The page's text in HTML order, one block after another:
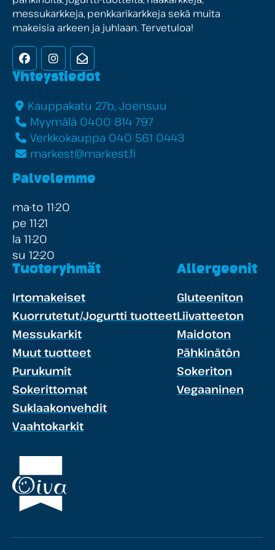
messukarkkeja, penkkarikarkkeja sekä muita
makeisia arkeen ja juhlaan. Tervetuloa!
FacebookInstagramUutiskirje
Yhteystiedot
Kauppakatu 27b, Joensuu
Myymälä 0400 814 797
Verkkokauppa 040 561 0443
markest@markest.fi
Palvelemme
ma-to 11-20
pe 11-21
la 11-20
su 12-20
Tuoteryhmät
Irtomakeiset
Kuorrutetut/Jogurtti tuotteet
Messukarkit
Muut tuotteet
Purukumit
Sokerittomat
Suklaakonvehdit
Vaahtokarkit
Allergeenit
Gluteeniton
Liivatteeton
Maidoton
Pähkinätön
Sokeriton
Vegaaninen